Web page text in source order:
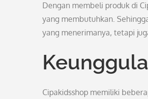
Dengan membeli produk di
yang membutuhkan.
yang menerimanya, tetapi
Cipakidsshop memiliki